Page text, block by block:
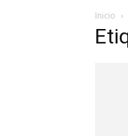
Inicio